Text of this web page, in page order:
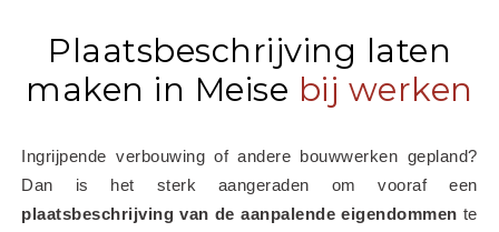
Plaatsbeschrijving laten
maken in Meise bij werken
Ingrijpende verbouwing of andere bouwwerken gepland?
plaatsbeschrijving van de aanpalende eigendommen te